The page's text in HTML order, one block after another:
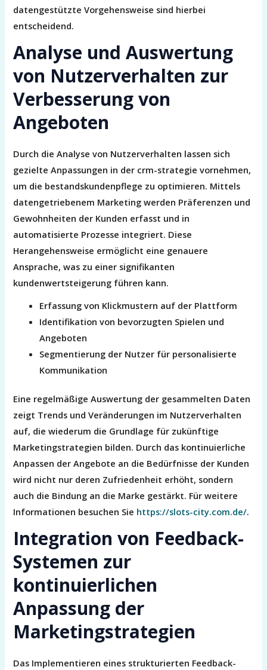
datengestützte Vorgehensweise sind hierbei
entscheidend.
Analyse und Auswertung
von Nutzerverhalten zur
Verbesserung von
Angeboten
Durch die Analyse von Nutzerverhalten lassen sich
gezielte Anpassungen in der crm-strategie vornehmen,
um die bestandskundenpflege zu optimieren. Mittels
datengetriebenem Marketing werden Präferenzen und
Gewohnheiten der Kunden erfasst und in
automatisierte Prozesse integriert. Diese
Herangehensweise ermöglicht eine genauere
Ansprache, was zu einer signifikanten
kundenwertsteigerung führen kann.
Erfassung von Klickmustern auf der Plattform
Identifikation von bevorzugten Spielen und
Angeboten
Segmentierung der Nutzer für personalisierte
Kommunikation
Eine regelmäßige Auswertung der gesammelten Daten
zeigt Trends und Veränderungen im Nutzerverhalten
auf, die wiederum die Grundlage für zukünftige
Marketingstrategien bilden. Durch das kontinuierliche
Anpassen der Angebote an die Bedürfnisse der Kunden
wird nicht nur deren Zufriedenheit erhöht, sondern
auch die Bindung an die Marke gestärkt. Für weitere
Informationen besuchen Sie https://slots-city.com.de/.
Integration von Feedback-
Systemen zur
kontinuierlichen
Anpassung der
Marketingstrategien
Das Implementieren eines strukturierten Feedback-